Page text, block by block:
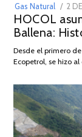
Gas Natural
ON
2
HOCOL
Ballena:
Desde el primero
Ecopetrol, se hizo